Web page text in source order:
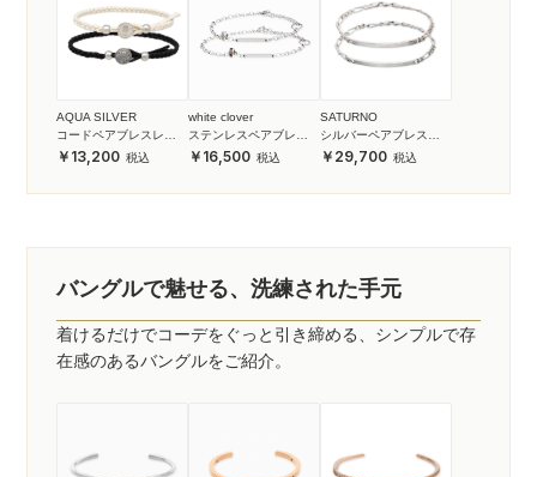
AQUA SILVER
コードペアブレスレッ
ト 13,200
white clover
ステンレスペアブレス
レット&アンクレット
16,500
SATURNO
シルバーペアブレスレ
ット29,700
バングルで魅せる、洗練された手元
着けるだけでコーデをぐっと引き締める、シンプルで存
在感のあるバングルをご紹介。